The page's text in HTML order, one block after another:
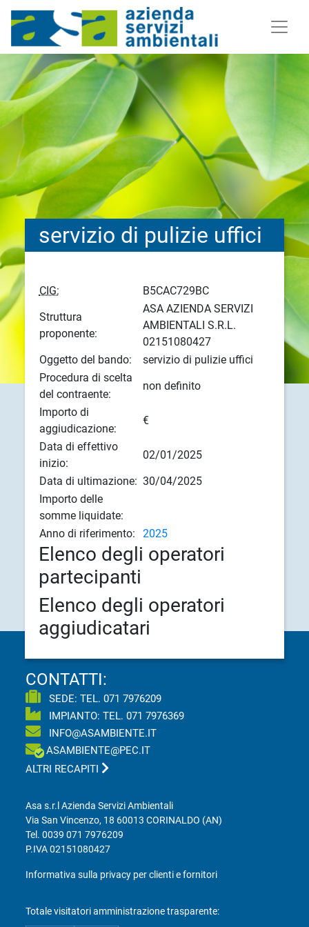
servizio di pulizie uffici
CIG:
B5CAC729BC
Struttura
proponente:
ASA AZIENDA SERVIZI
AMBIENTALI S.R.L.
02151080427
Oggetto del bando:
servizio di pulizie uffici
Procedura di scelta
del contraente:
non definito
Importo di
aggiudicazione:
€
Data di effettivo
inizio:
02/01/2025
Data di ultimazione: 30/04/2025
Importo delle
somme liquidate:
Anno di riferimento:
2025
Elenco degli operatori
partecipanti
Elenco degli operatori
aggiudicatari
CONTATTI:
SEDE: TEL.071 7976209
IMPIANTO: TEL.071 7976369
INFO@ASAMBIENTE.IT
ASAMBIENTE@PEC.IT
ALTRI RECAPITI
Asa s.r.l Azienda Servizi Ambientali
Via San Vincenzo, 18 60013 CORINALDO (AN)
Tel.0039 071 7976209
P.IVA 02151080427
Informativa sulla privacy per clienti e fornitori
Totale visitatori amministrazione trasparente: